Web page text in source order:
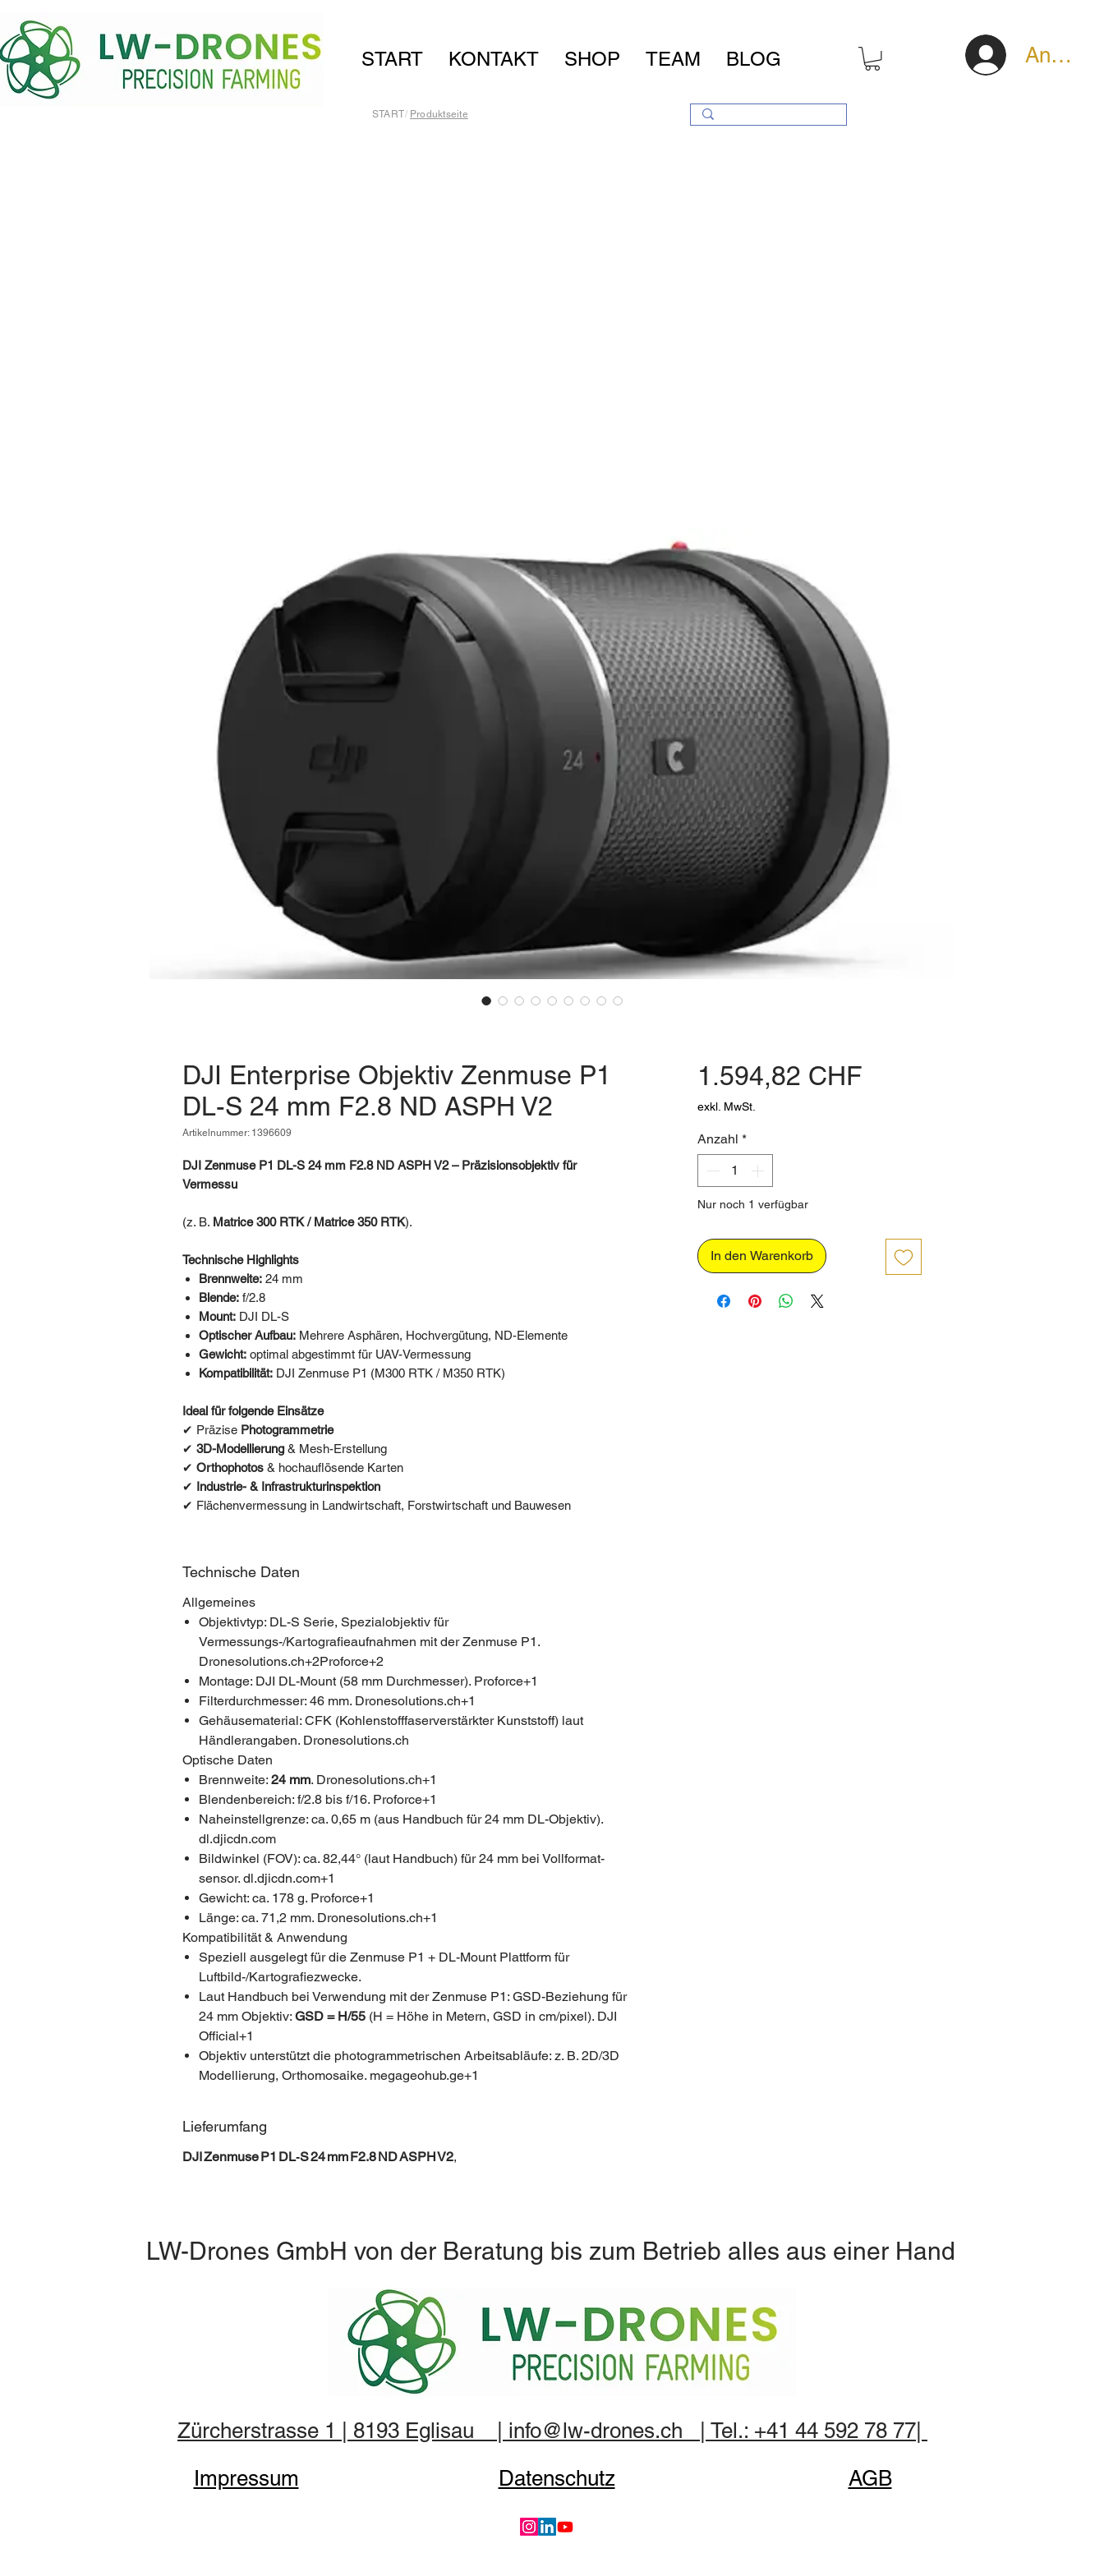
START KONTAKT SHOP TEAM BLOG
START/ Produktseite
DJI Enterprise Objektiv Zenmuse P1
DL-S 24 mm F2.8 ND ASPH V2
Artikelnummer: 1396609
DJI Zenmuse P1 DL-S 24 mm F2.8 ND ASPH V2 – Präzisionsobjektiv für
Vermessu
(z. B. Matrice 300 RTK / Matrice 350 RTK).
Technische Highlights
Brennweite: 24 mm
Blende: f/2.8
Mount: DJI DL-S
Optischer Aufbau: Mehrere Asphären, Hochvergütung, ND-Elemente
Gewicht: optimal abgestimmt für UAV-Vermessung
Kompatibilität: DJI Zenmuse P1 (M300 RTK / M350 RTK)
Ideal für folgende Einsätze
✔ Präzise Photogrammetrie
✔ 3D-Modellierung& Mesh-Erstellung
✔ Orthophotos & hochauflösende Karten
✔ Industrie- & Infrastrukturinspektion
✔ Flächenvermessung in Landwirtschaft, Forstwirtschaft und Bauwesen
Technische Daten
Allgemeines
Objektivtyp: DL-S Serie, Spezialobjektiv für
Vermessungs-/Kartografieaufnahmen mit der Zenmuse P1.
Dronesolutions.ch+2Proforce+2
Montage: DJI DL-Mount (58 mm Durchmesser). Proforce+1
Filterdurchmesser: 46 mm. Dronesolutions.ch+1
Gehäusematerial: CFK (Kohlenstofffaserverstärkter Kunststoff) laut
Händlerangaben. Dronesolutions.ch
Optische Daten
Brennweite: 24 mm. Dronesolutions.ch+1
Blendenbereich: f/2.8 bis f/16. Proforce+1
Naheinstellgrenze: ca. 0,65 m (aus Handbuch für 24 mm DL-Objektiv).
dl.djicdn.com
Bildwinkel (FOV): ca. 82,44° (laut Handbuch) für 24 mm bei Vollformat­
sensor. dl.djicdn.com+1
Gewicht: ca. 178 g. Proforce+1
Länge: ca. 71,2 mm. Dronesolutions.ch+1
Kompatibilität & Anwendung
Speziell ausgelegt für die Zenmuse P1 + DL-Mount Plattform für
Luftbild-/Kartografiezwecke.
Laut Handbuch bei Verwendung mit der Zenmuse P1: GSD-Beziehung für
24 mm Objektiv: GSD = H/55 (H = Höhe in Metern, GSD in cm/pixel). DJI
Official+1
Objektiv unterstützt die photogrammetrischen Arbeitsabläufe: z. B. 2D/3D
Modellierung, Orthomosaike. megageohub.ge+1
Lieferumfang
DJI Zenmuse P1 DL‑S 24 mm F2.8 ND ASPH V2,
1.594,82 CHFPreis
exkl. MwSt.
Anzahl *
Nur noch 1 verfügbar
In den Warenkorb
LW-Drones GmbH von der Beratung bis zum Betrieb alles aus einer Hand
Zürcherstrasse 1 | 8193 Eglisau | info@lw-drones.ch | Tel.: +41 44 592 78 77|
Impressum
Datenschutz AGB